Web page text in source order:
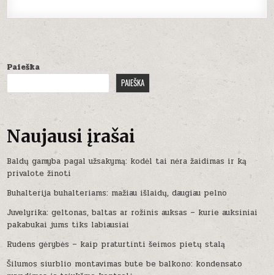
Paieška
PAIEŠKA
Naujausi įrašai
Baldų gamyba pagal užsakymą: kodėl tai nėra žaidimas ir ką
privalote žinoti
Buhalterija buhalteriams: mažiau išlaidų, daugiau pelno
Juvelyrika: geltonas, baltas ar rožinis auksas – kurie auksiniai
pakabukai jums tiks labiausiai
Rudens gėrybės – kaip praturtinti šeimos pietų stalą
Šilumos siurblio montavimas bute be balkono: kondensato